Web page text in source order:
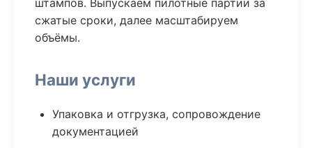
штампов. Выпускаем пилотные партии за
сжатые сроки, далее масштабируем
объёмы.
Наши услуги
Упаковка и отгрузка, сопровождение
документацией